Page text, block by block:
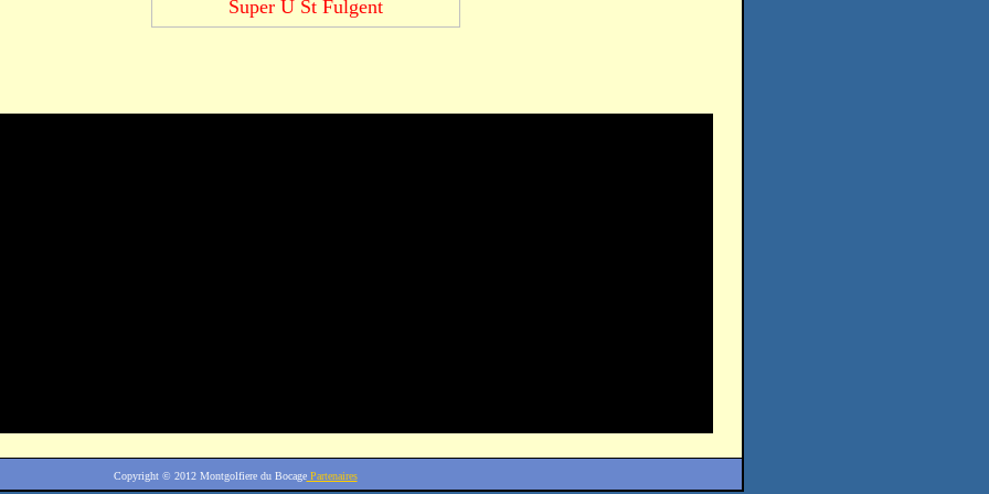
Super U St Fulgent
Copyright © 2012Montgolfiere du BocagePartenaires